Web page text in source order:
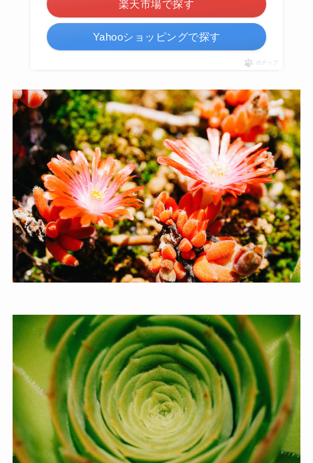
楽天市場で探す
Yahooショッピングで探す
ポチップ